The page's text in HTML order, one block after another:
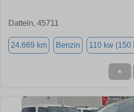
Datteln, 45711
24.669 km Benzin 110 kw (150
★